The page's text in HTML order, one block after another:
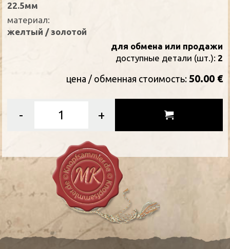
22.5мм
материал:
желтый / золотой
для обмена или продажи
доступные детали (шт.): 2
цена / oбменная стоимость: 50.00 €
- +